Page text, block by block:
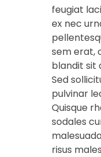
feugiat
ex nec
sem erat,
blandit sit
Sed
pulvinar
Quisque
sodales
risus